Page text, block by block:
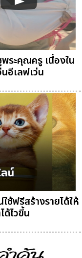
ระคุณครู เนื่องใน
อีเลฟเว่น
ช้ฟรีสร้างรายได้ให้
ด้ไวขึ้น